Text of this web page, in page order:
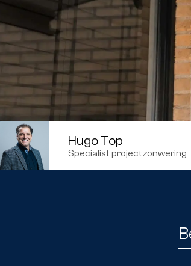
Hugo Top
Specialist projectzonwering